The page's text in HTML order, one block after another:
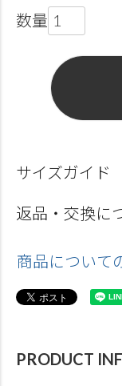
サイズガイド
返品・交換に
商品について
PRODUCT